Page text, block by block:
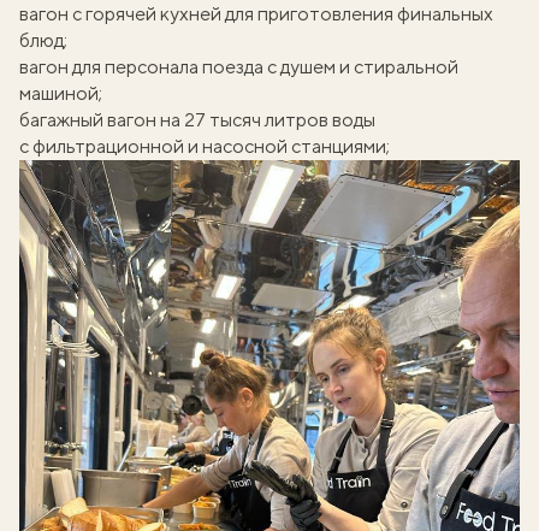
вагон с горячей кухней для приготовления финальных
блюд;
вагон для персонала поезда с душем и стиральной
машиной;
багажный вагон на 27 тысяч литров воды
с фильтрационной и насосной станциями;